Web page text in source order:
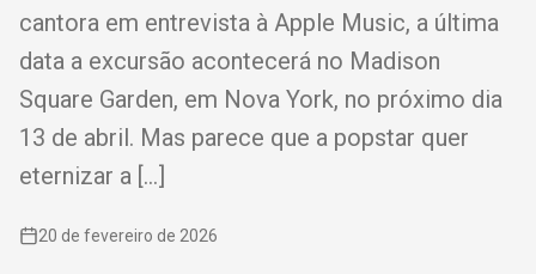
cantora em entrevista à Apple Music, a última
data a excursão acontecerá no Madison
Square Garden, em Nova York, no próximo dia
13 de abril. Mas parece que a popstar quer
eternizar a […]
20 de fevereiro de 2026